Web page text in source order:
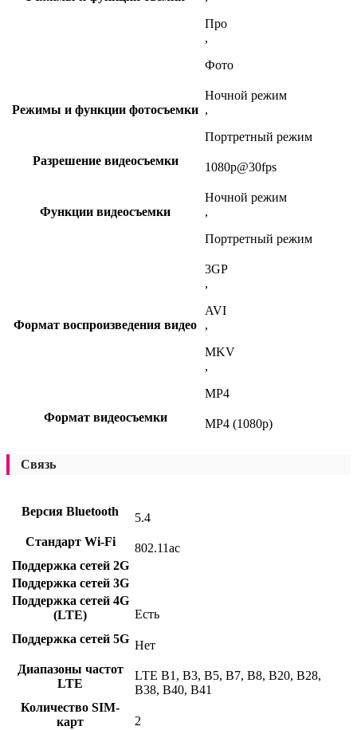
Про
,
Фото
Режимы и функции фотосъемки
Ночной режим
,
Портретный режим
Разрешение видеосъемки
1080p@30fps
Функции видеосъемки
Ночной режим
,
Портретный режим
Формат воспроизведения видео
3GP
,
AVI
,
MKV
,
MP4
Формат видеосъемки
MP4 (1080p)
Связь
Версия Bluetooth
5.4
Стандарт Wi-Fi
802.11ac
Поддержка сетей 2G
Поддержка сетей 3G
Поддержка сетей 4G
(LTE)
Есть
Поддержка сетей 5G Нет
Диапазоны частот
LTE
LTE B1, B3, B5, B7, B8, B20, B28,
B38, B40, B41
Количество SIM-
карт
2